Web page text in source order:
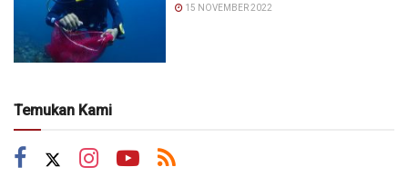
15 NOVEMBER 2022
Temukan Kami